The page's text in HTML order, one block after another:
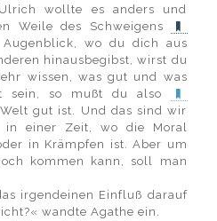
wollte es anders und
Weile des Schweigens
wo du dich aus
hinausbegibst, wirst du
wissen, was gut und was
sein, so mußt du also
gut ist. Und das sind wir
in einer Zeit, wo die Moral
in Krämpfen ist. Aber um
kommen kann, soll man
irgendeinen Einfluß darauf
wandte Agathe ein.